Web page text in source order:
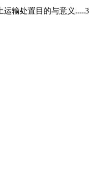
输处置目的与意义